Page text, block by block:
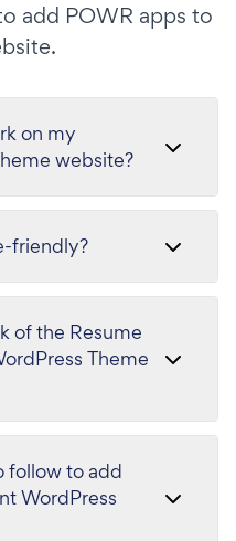
add POWR apps to
on my
website?
friendly?
of the Resume
Theme
follow to add
WordPress